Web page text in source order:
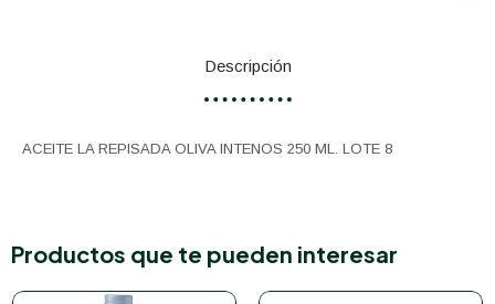
Descripción
ACEITE LA REPISADA OLIVA INTENOS 250 ML. LOTE 8
Productos que te pueden interesar